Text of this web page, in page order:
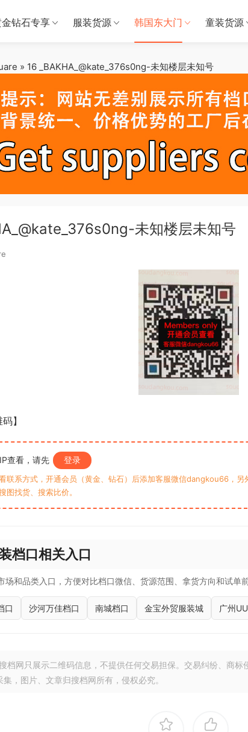
钻石专享 服装货源 韩国东大门 童装货源
» 16 _BAKHA_@kate_376s0ng-未知楼层未知号
未知楼层未知号
】
查看，请先 登录
联系方式，开通会员（黄金、钻石）后添加客服微信dangkou66，
图找货、搜索比价。
档口相关入口
场和品类入口，方便对比档口微信、货源范围、拿货方向和试单
口 沙河万佳档口 南城档口 金宝外贸服装城 广州
档网只展示二维码信息，不提供任何交易担保。交易纠纷、商
，图片、文章归搜档网所有，侵权必究。